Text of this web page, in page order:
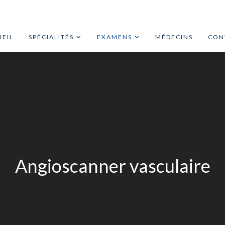
SPÉCIALITÉS EXAMENS MÉDECINS
Angioscanner vasculaire